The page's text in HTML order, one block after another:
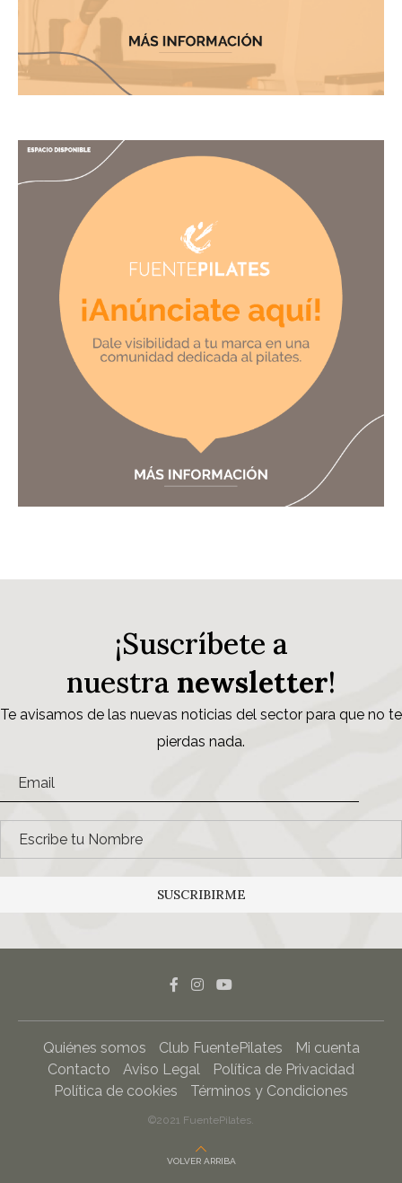
¡Suscríbete a
nuestra newsletter!
Te avisamos de las nuevas noticias del sector para que no te
pierdas nada.
SUSCRIBIRME
Quiénes somos Club FuentePilates
Mi cuenta
Contacto
Aviso Legal
Política de Privacidad
Política de cookies
Términos y Condiciones
©2021 FuentePilates.
VOLVER ARRIBA